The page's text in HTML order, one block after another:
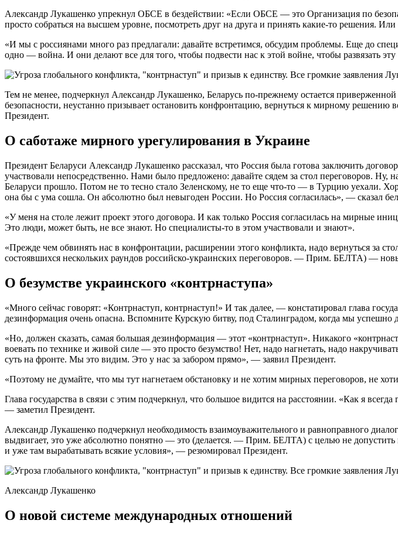
Александр Лукашенко упрекнул ОБСЕ в бездействии: «Если ОБСЕ — это Организация по
просто собраться на высшем уровне, посмотреть друг на друга и принять какие-то решения.
«И мы с россиянами много раз предлагали: давайте встретимся, обсудим проблемы. Еще до
одно — война. И они делают все для того, чтобы подвести нас к этой войне, чтобы развязать
Тем не менее, подчеркнул Александр Лукашенко, Беларусь по-прежнему остается
безопасности, неустанно призывает остановить конфронтацию, вернуться к мирному
Президент.
О саботаже мирного урегулирования в Украине
Президент Беларуси Александр Лукашенко рассказал, что Россия была готова заключить
участвовали непосредственно. Нами было предложено: давайте сядем за стол переговоров.
Беларуси прошло. Потом не то тесно стало Зеленскому, не то еще что-то — в Турцию уехали.
она бы с ума сошла. Он абсолютно был невыгоден России. Но Россия согласилась», — сказал
«У меня на столе лежит проект этого договора. И как только Россия согласилась на мирные
Это люди, может быть, не все знают. Но специалисты-то в этом участвовали и знают».
«Прежде чем обвинять нас в конфронтации, расширении этого конфликта, надо вернуться за
состоявшихся нескольких раундов российско-украинских переговоров. — Прим. БЕЛТА) —
О безумстве украинского «контрнаступа»
«Много сейчас говорят: «Контрнаступ, контрнаступ!» И так далее, — констатировал глава
дезинформация очень опасна. Вспомните Курскую битву, под Сталинградом, когда мы успешно
«Но, должен сказать, самая большая дезинформация — этот «контрнаступ». Никакого
воевать по технике и живой силе — это просто безумство! Нет, надо нагнетать, надо
суть на фронте. Мы это видим. Это у нас за забором прямо», — заявил Президент.
«Поэтому не думайте, что мы тут нагнетаем обстановку и не хотим мирных переговоров, не
Глава государства в связи с этим подчеркнул, что большое видится на расстоянии. «Как я
— заметил Президент.
Александр Лукашенко подчеркнул необходимость взаимоуважительного и равноправного
выдвигает, это уже абсолютно понятно — это (делается. — Прим. БЕЛТА) с целью не допустить
и уже там вырабатывать всякие условия», — резюмировал Президент.
Александр Лукашенко
О новой системе международных отношений